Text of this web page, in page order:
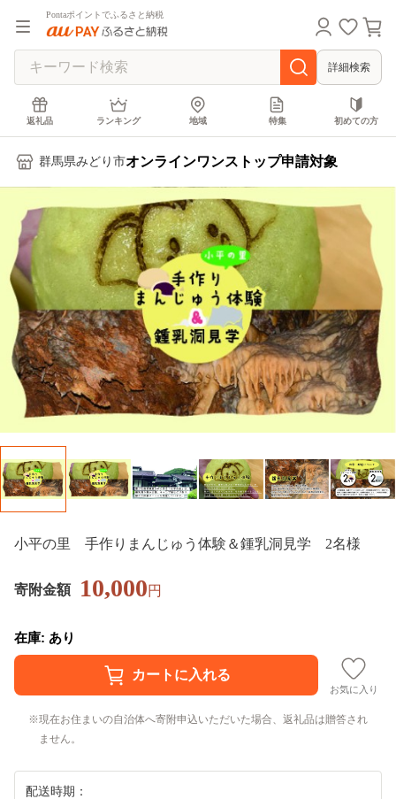
Pontaポイントでふるさと納税
詳細検索
返礼品 ランキング 地域 特集 初めての方
群馬県みどり市オンラインワンストップ申請対象
小平の里 手作りまんじゅう体験＆鍾乳洞見学 2名様
寄附金額 10,000円
在庫: あり
お気に入り
現在お住まいの自治体へ寄附申込いただいた場合、返礼品は贈答され
ません。
配送時期：